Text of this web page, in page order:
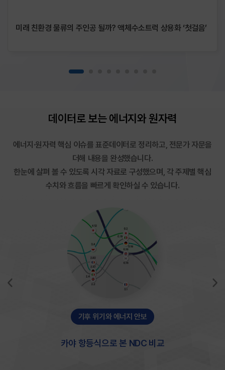
확인가능합니다.
미래 친환경 물류의 주인공 될까? 액체수소트럭 상용화 ‘첫걸음’
데이터로 보는에너지와원자력
에너지·원자력 핵심 이슈를 표준데이터로 정리하고, 전문가 자문을
더해 내용을 완성했습니다.
한눈에 살펴 볼 수 있도록 시각 자료로 구성했으며, 각 주제별 핵심
수치와 흐름을 빠르게 확인하실 수 있습니다.
기후 위기와 에너지 안보
카야 항등식으로본 NDC 비교